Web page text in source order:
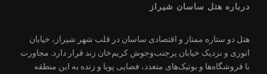
درباره هتل ساسان شیراز
هتل دو ستاره ممتاز و اقتصادی ساسان در قلب شهر شیراز، خیابان
انوری و نزدیک خیابان پرجنب‌وجوش کریم‌خان زند قرار دارد. مجاورت
با فروشگاه‌ها و بوتیک‌های متعدد، فضایی پویا و زنده به این منطقه